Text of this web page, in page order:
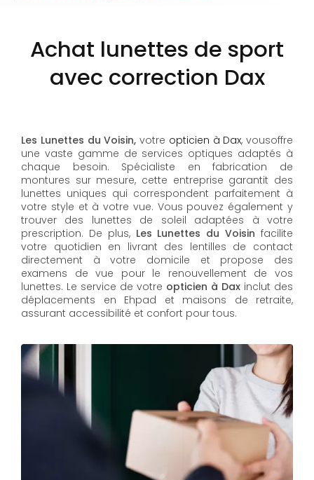
Achat lunettes de sport
avec correction Dax
Les Lunettes du Voisin, votre opticien à Dax, vousoffre
une vaste gamme de services optiques adaptés à
chaque besoin. Spécialiste en fabrication de
montures sur mesure, cette entreprise garantit des
lunettes uniques qui correspondent parfaitement à
votre style et à votre vue. Vous pouvez également y
trouver des lunettes de soleil adaptées à votre
prescription. De plus, Les Lunettes du Voisin facilite
votre quotidien en livrant des lentilles de contact
directement à votre domicile et propose des
examens de vue pour le renouvellement de vos
lunettes. Le service de votre opticien à Dax inclut des
déplacements en Ehpad et maisons de retraite,
assurant accessibilité et confort pour tous.